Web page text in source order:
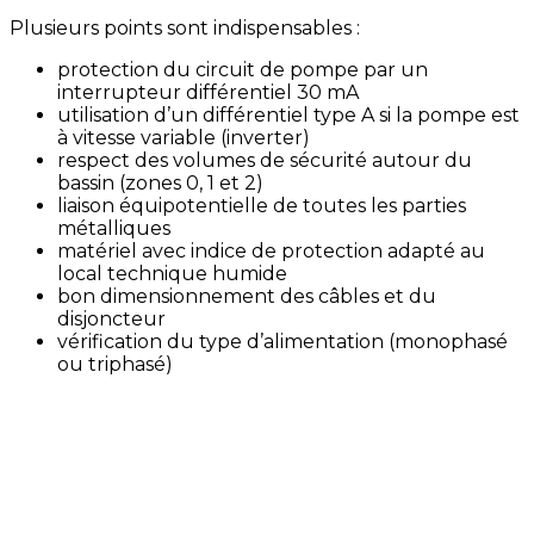
Plusieurs points sont indispensables :
protection du circuit de pompe par un
interrupteur différentiel 30 mA
utilisation d’un différentiel type A si la pompe est
à vitesse variable (inverter)
respect des volumes de sécurité autour du
bassin (zones 0, 1 et 2)
liaison équipotentielle de toutes les parties
métalliques
matériel avec indice de protection adapté au
local technique humide
bon dimensionnement des câbles et du
disjoncteur
vérification du type d’alimentation (monophasé
ou triphasé)